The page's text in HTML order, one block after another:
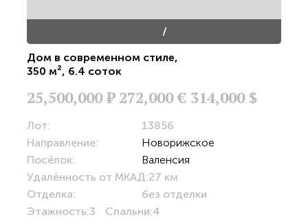
/
Дом в современном стиле,
350 м², 6.4 соток
25,500,000Р 272,000 € 314,000 $
Лот:
13856
Направление:
Новорижское
Посёлок:
Валенсия
Удалённость от МКАД:27 км
Отделка:
без отделки
Этажность:3 Спальни:4